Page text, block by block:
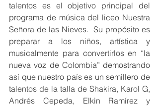
talentos es el objetivo principal del
programa de música del liceo Nuestra
Señora de las Nieves.  Su propósito es
preparar a los niños, artística y
musicalmente para convertirlos en “la
nueva voz de Colombia” demostrando
así que nuestro país es un semillero de
talentos de la talla de Shakira, Karol G,
Andrés Cepeda, Elkin Ramírez y